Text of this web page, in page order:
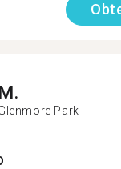
M.
Park